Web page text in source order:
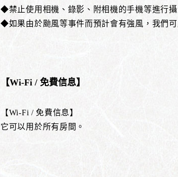
◆禁止使用相機、錄影、附相機的手機等進行攝
◆如果由於颱風等事件而預計會有強風，我們
【Wi-Fi / 免費信息】
【Wi-Fi / 免費信息】
它可以用於所有房間。